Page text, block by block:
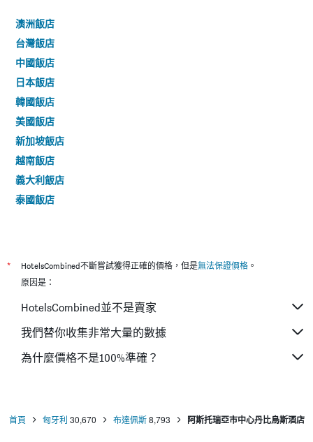
澳洲飯店
台灣飯店
中國飯店
日本飯店
韓國飯店
美國飯店
新加坡飯店
越南飯店
義大利飯店
泰國飯店
* HotelsCombined不斷嘗試獲得正確的價格，但是無法保證價格 。
原因是：
HotelsCombined並不是賣家
我們替你收集非常大量的數據
為什麼價格不是100%準確？
首頁 匈牙利 30,670 布達佩斯 8,793 阿斯托瑞亞市中心丹比烏斯酒店